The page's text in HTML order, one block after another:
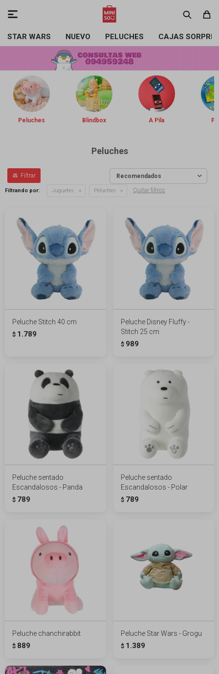
STAR WARS NUEVO PELUCHES CAJAS

Peluches Blindbox A Pila
Peluches
Recomendados
Filtrando por: Juguetes Peluches Quitar filtros
Peluche Stitch 40 cm
$ 1.789
Peluche Disney Fluffy -
Stitch 25 cm
$ 989
Peluche sentado
Escandalosos - Panda
$ 789
Peluche sentado
Escandalosos - Polar
$ 789
Peluche chanchirabbit
$ 889
Peluche Star Wars - Grogu
$ 1.389